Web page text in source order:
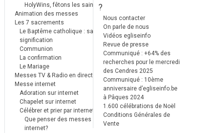
HolyWins, fêtons les saints !
Animation des messes
Les 7 sacrements
Le Baptême catholique : sa
signification
Communion
La confirmation
Le Mariage
Messes TV & Radio en direct
Messe internet
Adoration sur internet
Chapelet sur internet
Célébrer et prier par internet
Que penser des messes
internet?
?
Nous contacter
On parle de nous
Vidéos egliseinfo
Revue de presse
Communiqué : +64% des
recherches pour le mercredi
des Cendres 2025
Communiqué : 10ème
anniversaire d’egliseinfo.be
à Pâques 2024
1.600 célébrations de Noël
Conditions Générales de
Vente